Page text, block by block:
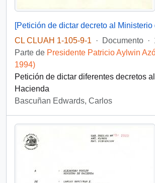
CL CLUAH 1-105-9-1
· Documento ·
Parte de Presidente Patricio Aylwin
1994)
Petición de dictar diferentes decretos
Hacienda
Bascuñan Edwards, Carlos